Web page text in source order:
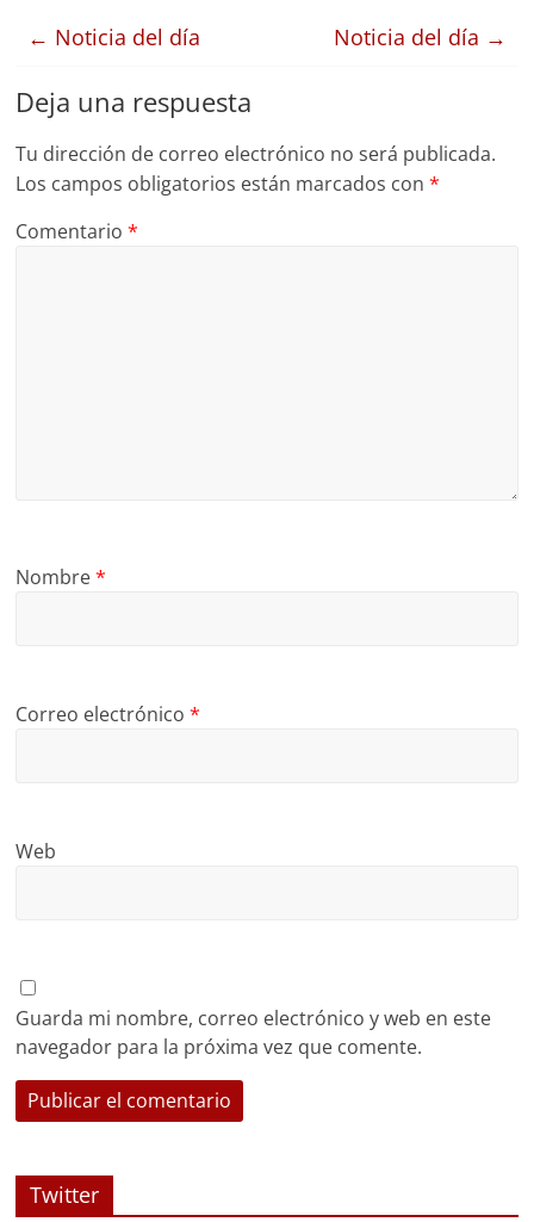
← Noticia del día Noticia del día →
Deja una respuesta
Tu dirección de correo electrónico no será publicada.
Los campos obligatorios están marcados con*
Comentario*
Nombre*
Correo electrónico*
Web
Guarda mi nombre, correo electrónico y web en este
navegador para la próxima vez que comente.
Twitter